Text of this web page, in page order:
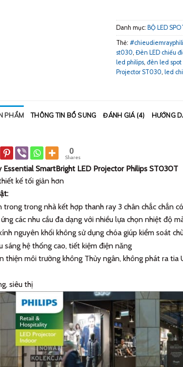
Danh mục: BỘ LED
Thẻ:
st030,Đèn LED chiếu
led philips,đèn led spot
Projector ST030, led
PHẨM THÔNG TIN BỔ SUNG ĐÁNH GIÁ (4) HƯỚNG
0
Shares
SmartBright LED Projector Philips ST030T
kế tối giản hơn
trong trong nhà kết hợp thanh ray 3 chân chắc chắn
các nhu cầu đa dạng với nhiều lựa chọn nhiệt độ
nguyên khối không sử dụng chóa giúp kiểm soát
sáng hệ thống cao, tiết kiệm điện năng
thiện môi trường không Thủy ngân, không phát ra tia
siêu thị